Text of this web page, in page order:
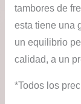
tambores de
esta tiene una
un equilibrio
calidad, a un
*Todos los